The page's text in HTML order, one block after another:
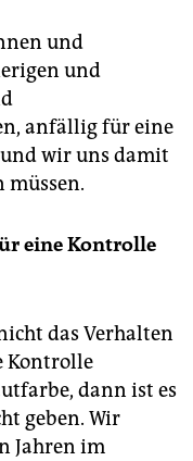
und
und
anfällig für eine
wir uns damit
müssen.
eine Kontrolle
das Verhalten
Kontrolle
dann ist es
geben. Wir
Jahren im